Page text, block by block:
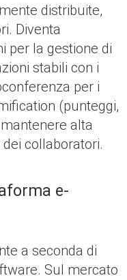
distribuite,
Diventa
per la gestione di
stabili con i
per i
(punteggi,
alta
collaboratori.
e-
a seconda di
Sul mercato